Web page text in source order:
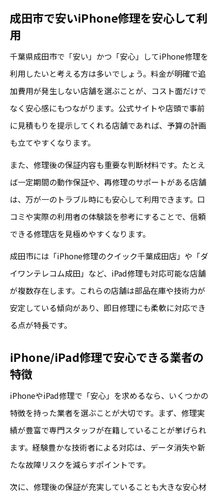
成田市で安いiPhone修理を安心して利
用
千葉県成田市で「安い」かつ「安心」してiPhone修理を
利用したいと考える方は多いでしょう。料金が明確で追
加費用が発生しない店舗を選ぶことが、コスト面だけで
なく安心感にもつながります。公式サイトや店頭で事前
に見積もりを提示してくれる店舗であれば、予算の計画
も立てやすくなります。
また、修理後の保証内容も重要な判断材料です。たとえ
ば一定期間の動作保証や、再修理のサポートがある店舗
は、万が一のトラブル時にも安心して利用できます。口
コミや実際の利用者の体験談を参考にすることで、信頼
できる修理店を見極めやすくなります。
成田市には「iPhone修理のクイック千葉成田店」や「ダ
イワンテレコム成田」など、iPad修理も対応可能な店舗
が複数存在します。これらの店舗は部品在庫や技術力が
安定している傾向があり、即日修理にも柔軟に対応でき
る点が特長です。
iPhone/iPad修理で安心できる業者の
特徴
iPhoneやiPad修理で「安心」を求めるなら、いくつかの
特徴を持った業者を選ぶことが大切です。まず、修理実
績が豊富で専門スタッフが在籍していることが挙げられ
ます。経験豊かな技術者による対応は、データ消失や新
たな故障リスクを減らすポイントです。
次に、修理後の保証が充実していることも大きな安心材